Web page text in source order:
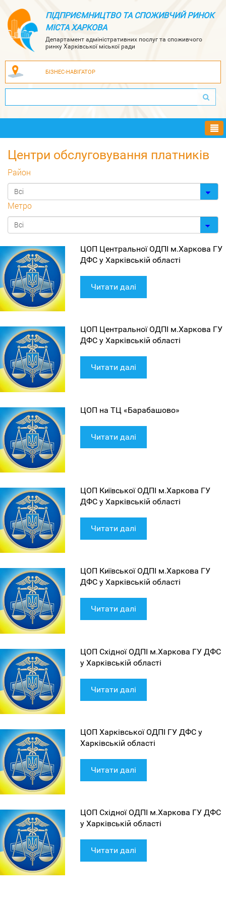
ПІДПРИЄМНИЦТВО ТА СПОЖИВЧИЙ РИНОК
МІСТА ХАРКОВА
Департамент адміністративних послуг та споживчого
ринку Харківської міської ради
БІЗНЕС-НАВІГАТОР
Центри обслуговування платників
Район
Метро
ЦОП Центральної ОДПІ м.Харкова ГУ
ДФС у Харківській області
Читати далі
ЦОП Центральної ОДПІ м.Харкова ГУ
ДФС у Харківській області
Читати далі
ЦОП на ТЦ «Барабашово»
Читати далі
ЦОП Київської ОДПІ м.Харкова ГУ
ДФС у Харківській області
Читати далі
ЦОП Київської ОДПІ м.Харкова ГУ
ДФС у Харківській області
Читати далі
ЦОП Східної ОДПІ м.Харкова ГУ ДФС
у Харківській області
Читати далі
ЦОП Харківської ОДПІ ГУ ДФС у
Харківській області
Читати далі
ЦОП Східної ОДПІ м.Харкова ГУ ДФС
у Харківській області
Читати далі